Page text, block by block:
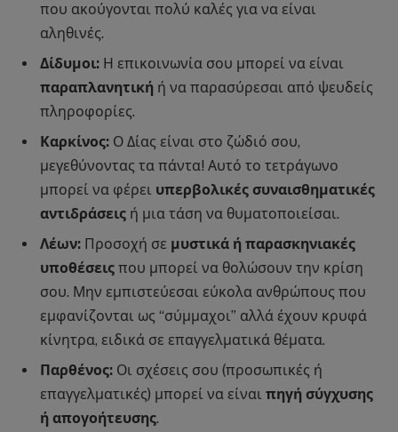
που ακούγονται πολύ καλές για να είναι
αληθινές.
Δίδυμοι: Η επικοινωνία σου μπορεί να είναι
παραπλανητική ή να παρασύρεσαι από ψευδείς
πληροφορίες.
Καρκίνος: Ο Δίας είναι στο ζώδιό σου,
μεγεθύνοντας τα πάντα! Αυτό το τετράγωνο
μπορεί να φέρει υπερβολικές συναισθηματικές
αντιδράσεις ή μια τάση να θυματοποιείσαι.
Λέων: Προσοχή σε μυστικά ή παρασκηνιακές
υποθέσεις που μπορεί να θολώσουν την κρίση
σου. Μην εμπιστεύεσαι εύκολα ανθρώπους που
εμφανίζονται ως “σύμμαχοι” αλλά έχουν κρυφά
κίνητρα, ειδικά σε επαγγελματικά θέματα.
Παρθένος: Οι σχέσεις σου (προσωπικές ή
επαγγελματικές) μπορεί να είναι πηγή σύγχυσης
ή απογοήτευσης.